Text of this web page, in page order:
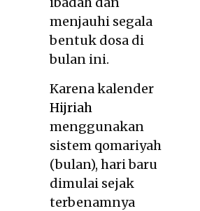
menjauhi segala
bentuk dosa di
bulan ini.
Karena kalender
Hijriah
menggunakan
sistem qomariyah
(bulan), hari baru
dimulai sejak
terbenamnya